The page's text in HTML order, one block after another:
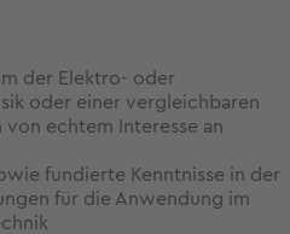
der Elektro- oder
oder einer vergleichbaren
echtem Interesse an
fundierte Kenntnisse in der
für die Anwendung im